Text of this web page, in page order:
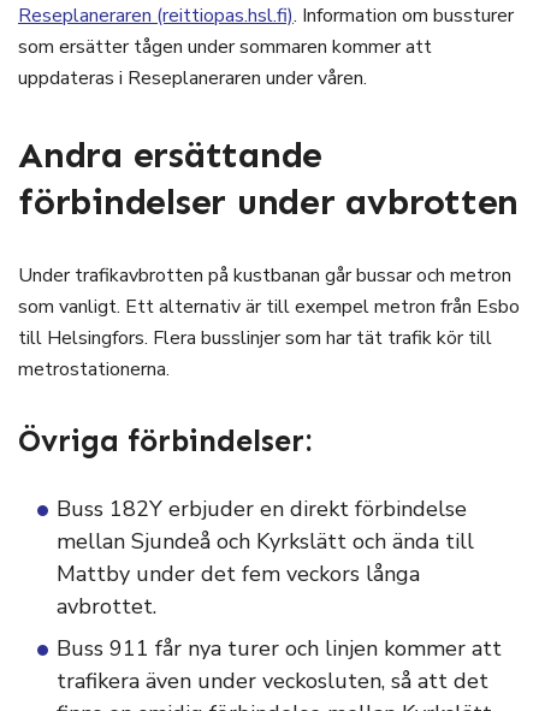
Reseplaneraren (reittiopas.hsl.fi). Information om bussturer
som ersätter tågen under sommaren kommer att
uppdateras i Reseplaneraren under våren.
Andra ersättande
förbindelser under avbrotten
Under trafikavbrotten på kustbanan går bussar och metron
som vanligt. Ett alternativ är till exempel metron från Esbo
till Helsingfors. Flera busslinjer som har tät trafik kör till
metrostationerna.
Övriga förbindelser:
Buss 182Y erbjuder en direkt förbindelse
mellan Sjundeå och Kyrkslätt och ända till
Mattby under det fem veckors långa
avbrottet.
Buss 911 får nya turer och linjen kommer att
trafikera även under veckosluten, så att det